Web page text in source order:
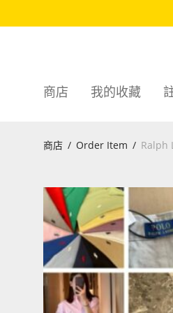
商店 我的收藏
商店 / Order Item / Ralph